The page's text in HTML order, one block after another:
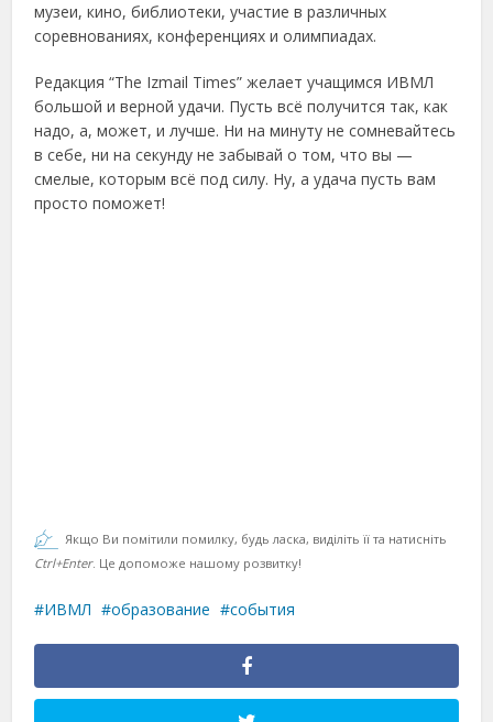
музеи, кино, библиотеки, участие в различных
соревнованиях, конференциях и олимпиадах.
Редакция “The Izmail Times” желает учащимся ИВМЛ
большой и верной удачи. Пусть всё получится так, как
надо, а, может, и лучше. Ни на минуту не сомневайтесь
в себе, ни на секунду не забывай о том, что вы —
смелые, которым всё под силу. Ну, а удача пусть вам
просто поможет!
Якщо Ви помітили помилку, будь ласка, виділіть її та натисніть
Ctrl+Enter. Це допоможе нашому розвитку!
ИВМЛ образование события